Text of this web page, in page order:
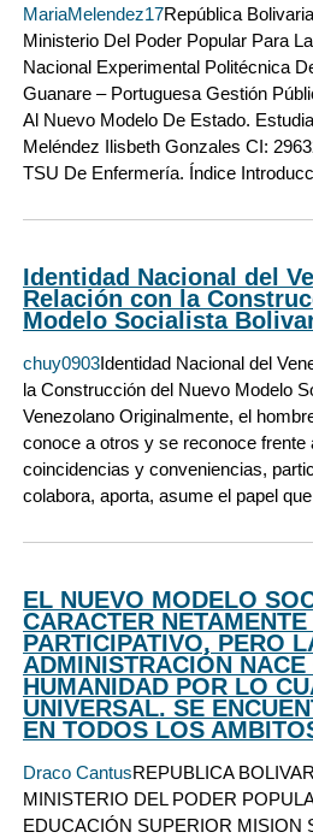
MariaMelendez17República
Ministerio Del Poder Popular Para
Nacional Experimental Politécnica
Guanare – Portuguesa Gestión
Al Nuevo Modelo De Estado.
Meléndez Ilisbeth Gonzales CI:
TSU De Enfermería. Índice
Identidad Nacional del
Relación con la
Modelo Socialista
chuy0903Identidad Nacional del
la Construcción del Nuevo Modelo
Venezolano Originalmente, el
conoce a otros y se reconoce frente
coincidencias y conveniencias,
colabora, aporta, asume el papel
EL NUEVO MODELO
CARACTER
PARTICIPATIVO, PERO
ADMINISTRACIÓN
HUMANIDAD POR LO
UNIVERSAL. SE
EN TODOS LOS
Draco CantusREPUBLICA
MINISTERIO DEL PODER
EDUCACIÓN SUPERIOR MISION